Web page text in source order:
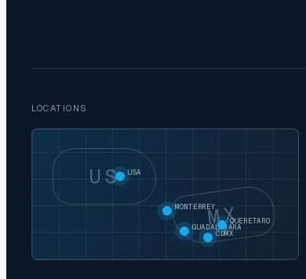
LOCATIONS
US
MX
USA
MONTERREY
GUADALAJARA
CDMX
QUERETARO